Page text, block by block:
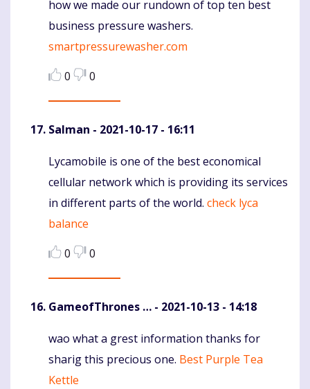
how we made our rundown of top ten best
business pressure washers.
smartpressurewasher.com
0
0
Salman - 2021-10-17 - 16:11
Komentaras
Lycamobile is one of the best economical
cellular network which is providing its services
in different parts of the world. check lyca
balance
0
0
GameofThrones … - 2021-10-13 - 14:18
Komentaras
wao what a grest information thanks for
sharig this precious one. Best Purple Tea
Kettle